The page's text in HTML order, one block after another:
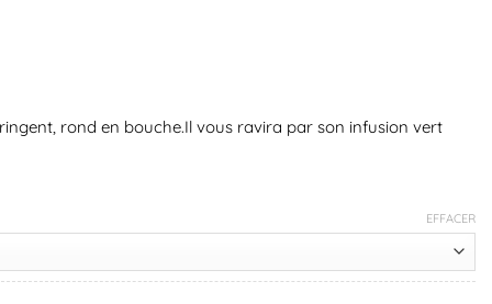
rond en bouche.Il vous ravira par son infusion vert
EFFACER